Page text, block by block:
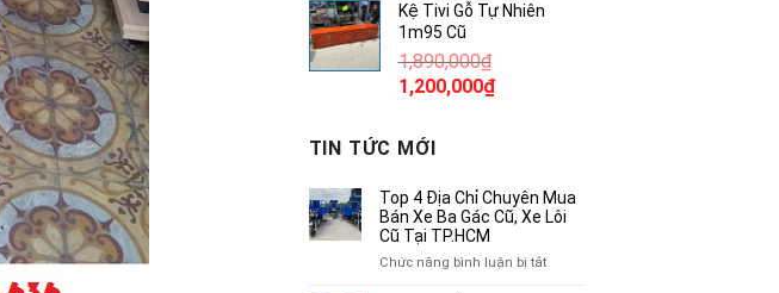
là:
3,800,000₫.
tại
Kệ Tivi Gỗ Tự Nhiên
1m95 Cũ
1,890,000₫
Giá
là:
1,890,000₫.
1,200,000₫Giá
1,200,000₫.
TIN TỨC MỚI
Top 4 Địa Chỉ Chuyên Mua
Bán Xe Ba Gác Cũ, Xe Lôi
Cũ Tại TP.HCM
Chức năng bình luận bị tắtở